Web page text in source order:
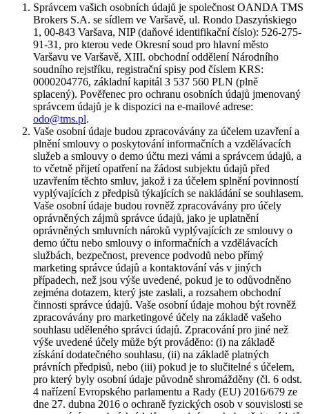
Správcem vašich osobních údajů je společnost OANDA TMS
Brokers S.A. se sídlem ve Varšavě, ul. Rondo Daszyńskiego
1, 00-843 Varšava, NIP (daňové identifikační číslo): 526-275-
91-31, pro kterou vede Okresní soud pro hlavní město
Varšavu ve Varšavě, XIII. obchodní oddělení Národního
soudního rejstříku, registrační spisy pod číslem KRS:
0000204776, základní kapitál 3 537 560 PLN (plně
splacený). Pověřenec pro ochranu osobních údajů jmenovaný
správcem údajů je k dispozici na e-mailové adrese:
odo@tms.pl.
Vaše osobní údaje budou zpracovávány za účelem uzavření a
plnění smlouvy o poskytování informačních a vzdělávacích
služeb a smlouvy o demo účtu mezi vámi a správcem údajů, a
to včetně přijetí opatření na žádost subjektu údajů před
uzavřením těchto smluv, jakož i za účelem splnění povinností
vyplývajících z předpisů týkajících se nakládání se souhlasem.
Vaše osobní údaje budou rovněž zpracovávány pro účely
oprávněných zájmů správce údajů, jako je uplatnění
oprávněných smluvních nároků vyplývajících ze smlouvy o
demo účtu nebo smlouvy o informačních a vzdělávacích
službách, bezpečnost, prevence podvodů nebo přímý
marketing správce údajů a kontaktování vás v jiných
případech, než jsou výše uvedené, pokud je to odůvodněno
zejména dotazem, který jste zaslali, a rozsahem obchodní
činnosti správce údajů. Vaše osobní údaje mohou být rovněž
zpracovávány pro marketingové účely na základě vašeho
souhlasu uděleného správci údajů. Zpracování pro jiné než
výše uvedené účely může být prováděno: (i) na základě
získání dodatečného souhlasu, (ii) na základě platných
právních předpisů, nebo (iii) pokud je to slučitelné s účelem,
pro který byly osobní údaje původně shromážděny (čl. 6 odst.
4 nařízení Evropského parlamentu a Rady (EU) 2016/679 ze
dne 27. dubna 2016 o ochraně fyzických osob v souvislosti se